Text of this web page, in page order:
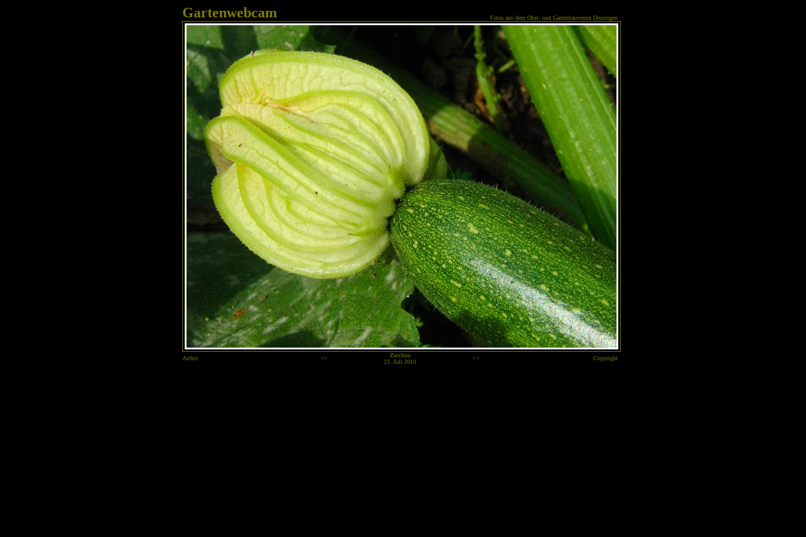
Gartenwebcam Fotos aus dem Obst- und Gartenbauverein Deuringen
Archiv << Zucchini >> Copyright
23. Juli 2010